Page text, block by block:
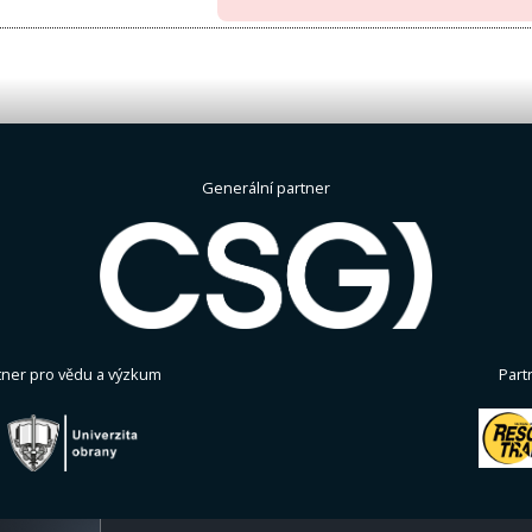
Generální partner
pro vědu a výzkum